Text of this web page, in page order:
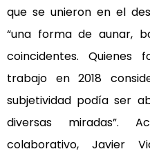
que se unieron en el
“una forma de aunar,
coincidentes. Quienes
trabajo en 2018
subjetividad podía ser
diversas miradas”.
colaborativo, Javier